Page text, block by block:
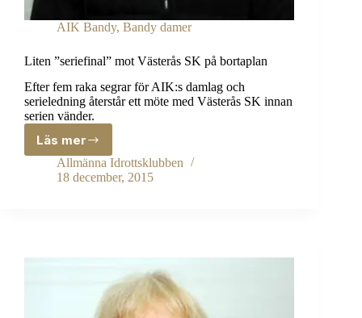
AIK Bandy, Bandy damer
Liten ”seriefinal” mot Västerås SK på bortaplan
Efter fem raka segrar för AIK:s damlag och
serieledning återstår ett möte med Västerås SK innan
serien vänder.
Läs mer
Liten
”seriefinal”
mot
Allmänna Idrottsklubben
18 december, 2015